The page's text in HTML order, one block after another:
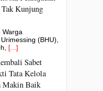
Tak Kunjung
Warga
(BHU),
[...]
Sabet
Tata Kelola
Makin Baik